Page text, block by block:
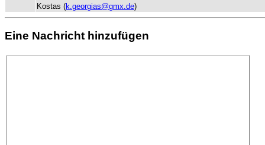
Kostas (k.georgias@gmx.de)
Eine Nachricht hinzufügen